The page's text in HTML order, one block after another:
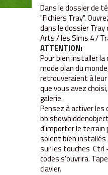
Dans le dossier de
"Fichiers Tray".
dans le dossier
Arts / les Sims 4 / T
ATTENTION:
Pour bien installer
mode plan du
retrouveraient à
que vous avez
galerie.
Pensez à activer
d'importer le terrain
soient bien installés
sur les touches Ctrl
codes s'ouvrira.
clavier.